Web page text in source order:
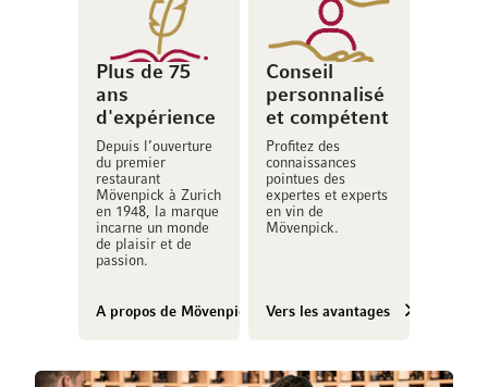
Plus de 75
ans
d'expérience
Depuis l’ouverture
du premier
restaurant
Mövenpick à Zurich
en 1948, la marque
incarne un monde
de plaisir et de
passion.
A propos de Mövenpick Vins
Conseil
personnalisé
et compétent
Profitez des
connaissances
pointues des
expertes et experts
en vin de
Mövenpick.
Vers les avantages